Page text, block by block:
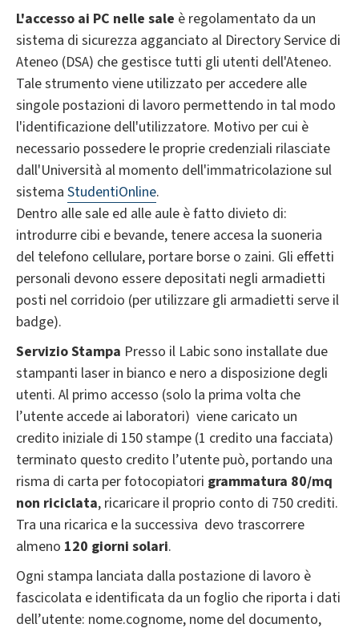
L'accesso ai PC nelle sale è regolamentato da un
sistema di sicurezza agganciato al Directory Service di
Ateneo (DSA) che gestisce tutti gli utenti dell'Ateneo.
Tale strumento viene utilizzato per accedere alle
singole postazioni di lavoro permettendo in tal modo
l'identificazione dell'utilizzatore. Motivo per cui è
necessario possedere le proprie credenziali rilasciate
dall'Università al momento dell'immatricolazione sul
sistema StudentiOnline.
Dentro alle sale ed alle aule è fatto divieto di:
introdurre cibi e bevande, tenere accesa la suoneria
del telefono cellulare, portare borse o zaini. Gli effetti
personali devono essere depositati negli armadietti
posti nel corridoio (per utilizzare gli armadietti serve il
badge).
Servizio Stampa Presso il Labic sono installate due
stampanti laser in bianco e nero a disposizione degli
utenti. Al primo accesso (solo la prima volta che
l’utente accede ai laboratori) viene caricato un
credito iniziale di 150 stampe (1 credito una facciata)
terminato questo credito l’utente può, portando una
risma di carta per fotocopiatori grammatura 80/mq
non riciclata, ricaricare il proprio conto di 750 crediti.
Tra una ricarica e la successiva devo trascorrere
almeno 120 giorni solari.
Ogni stampa lanciata dalla postazione di lavoro è
fascicolata e identificata da un foglio che riporta i dati
dell’utente: nome.cognome, nome del documento,